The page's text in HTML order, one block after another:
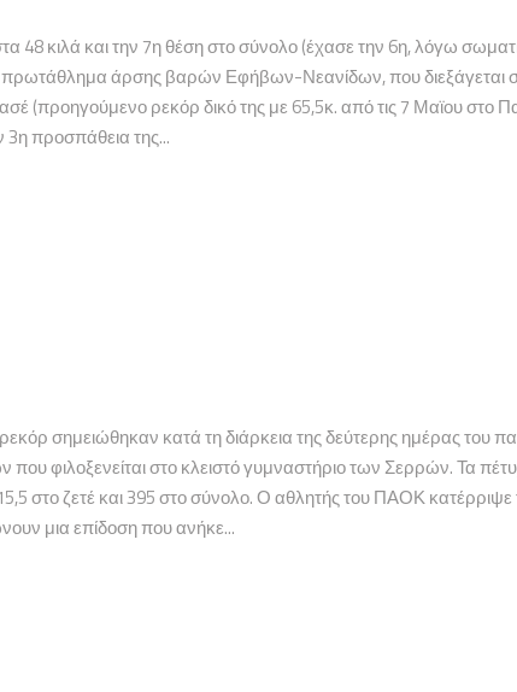
κιλά και την 7η θέση στο σύνολο (έχασε την 6η, λόγω
πρωτάθλημα άρσης βαρών Εφήβων-Νεανίδων, που διεξάγεται
(προηγούμενο ρεκόρ δικό της με 65,5κ. από τις 7 Μαϊου στο
προσπάθεια της...
σημειώθηκαν κατά τη διάρκεια της δεύτερης ημέρας του
φιλοξενείται στο κλειστό γυμναστήριο των Σερρών. Τα
στο ζετέ και 395 στο σύνολο. Ο αθλητής του ΠΑΟΚ κατέρριψε
μια επίδοση που ανήκε...